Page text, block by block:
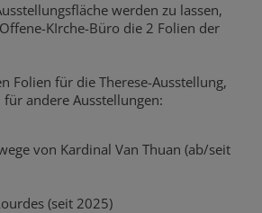
werden zu lassen,
KIrche-Büro die 2 Folien der
Folien für die Therese-Ausstellung,
andere Ausstellungen:
von Kardinal Van Thuan (ab/seit
(seit 2025)